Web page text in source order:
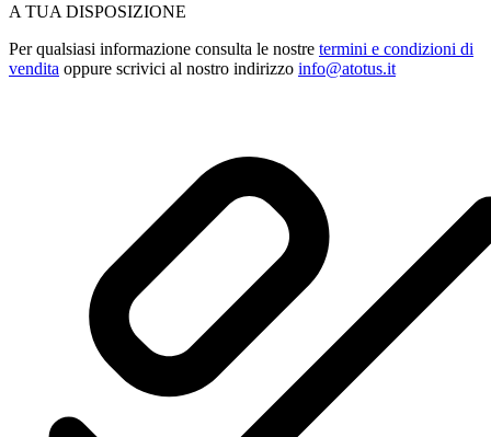
A TUA DISPOSIZIONE
Per qualsiasi informazione consulta le nostre termini e condizioni di
vendita oppure scrivici al nostro indirizzo info@atotus.it